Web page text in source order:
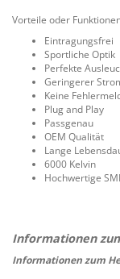
Vorteile oder
Eintragungsfrei
Sportliche Optik
Perfekte
Geringerer
Keine
Plug and Play
Passgenau
OEM Qualität
Lange
6000 Kelvin
Hochwertige
Informationen zum